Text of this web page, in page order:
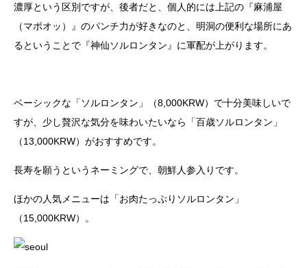
濃厚という区別ですが、後者だと、個人的には上記の『麻浦屋
（マポオッ）』のパンチ力が好きなのと、明洞の便利な場所にあ
るということで『神仙ソルロンタン』に軍配が上がります。
ベーシックな「ソルロンタン」（8,000KRW）で十分美味しいで
すが、少し贅沢な気分を味わいたいなら「百歳ソルロンタン」
（13,000KRW）がおすすめです。
長寿を願うというネーミングで、朝鮮人参入りです。
ほかの人気メニューは「お肉たっぷりソルロンタン」
（15,000KRW）。